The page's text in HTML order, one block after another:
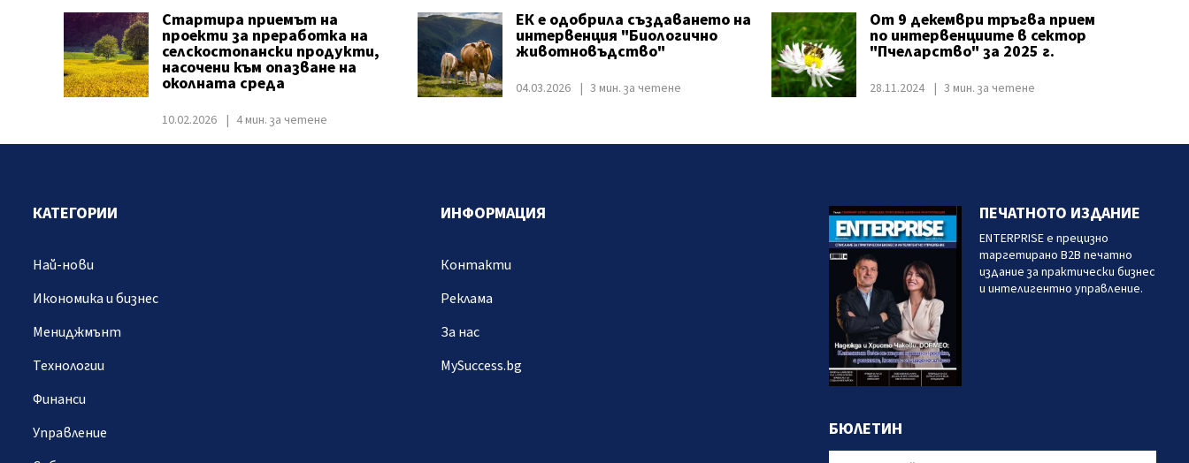
Стартира приемът на
проекти за преработка на
селскостопански продукти,
насочени към опазване на
околната среда
10.02.2026 4 мин. за четене
ЕК е одобрила създаването на
интервенция "Биологично
животновъдство"
04.03.2026 3 мин. за четене
От 9 декември тръгва прием
по интервенциите в сектор
"Пчеларство" за 2025 г.
28.11.2024 3 мин. за четене
КАТЕГОРИИ
Най-нови
Икономика и бизнес
Мениджмънт
Технологии
Финанси
Управление
ИНФОРМАЦИЯ
Контакти
Реклама
За нас
MySuccess.bg
ПЕЧАТНОТО ИЗДАНИЕ
ENTERPRISE е прецизно
таргетирано B2B печатно
издание за практически бизнес
и интелигентно управление.
БЮЛЕТИН